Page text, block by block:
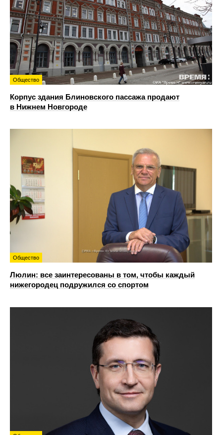
Общество
Корпус здания Блиновского пассажа продают
в Нижнем Новгороде
Общество
Люлин: все заинтересованы в том, чтобы каждый
нижегородец подружился со спортом